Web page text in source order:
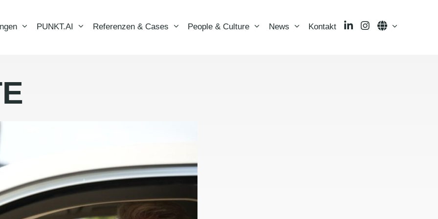
PUNKT.AI Referenzen & Cases People & Culture News Kontakt LinkedInInstagramLanguage